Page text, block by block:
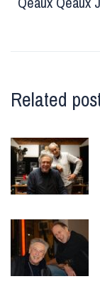
Related